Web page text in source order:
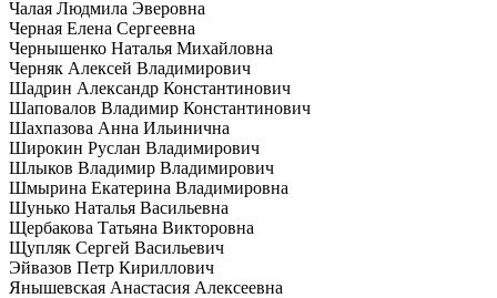
Чалая Людмила Эверовна
Черная Елена Сергеевна
Чернышенко Наталья Михайловна
Черняк Алексей Владимирович
Шадрин Александр Константинович
Шаповалов Владимир Константинович
Шахпазова Анна Ильинична
Широкин Руслан Владимирович
Шлыков Владимир Владимирович
Шмырина Екатерина Владимировна
Шунько Наталья Васильевна
Щербакова Татьяна Викторовна
Щупляк Сергей Васильевич
Эйвазов Петр Кириллович
Янышевская Анастасия Алексеевна